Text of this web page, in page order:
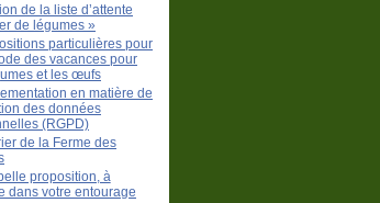
de la liste d’attente
de légumes »
particulières pour
des vacances pour
et les œufs
en matière de
des données
(RGPD)
de la Ferme des
proposition, à
dans votre entourage